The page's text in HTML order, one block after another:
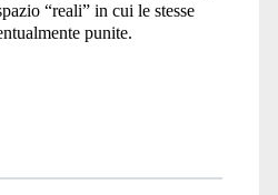
“reali” in cui le stesse
punite.